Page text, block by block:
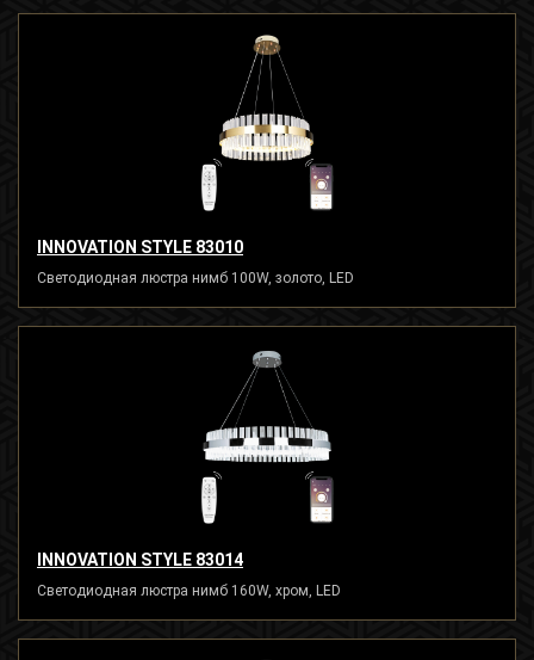
INNOVATION STYLE 83010
Светодиодная люстра нимб 100W, золото, LED
INNOVATION STYLE 83014
Светодиодная люстра нимб 160W, хром, LED